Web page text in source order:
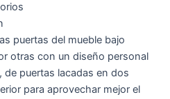
puertas del mueble bajo
otras con un diseño personal
puertas lacadas en dos
para aprovechar mejor el